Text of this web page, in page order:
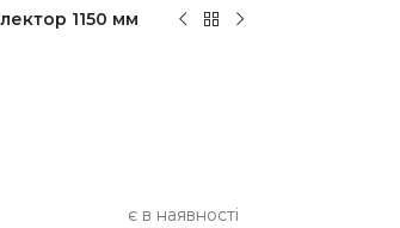
1150 мм
є в наявності